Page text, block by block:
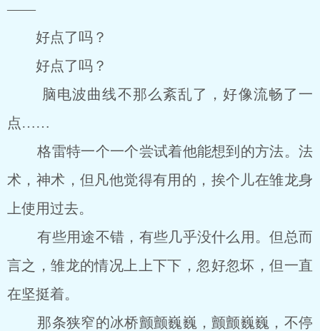
――
好点了吗？
好点了吗？
脑电波曲线不那么紊乱了，好像流畅了一
点……
格雷特一个一个尝试着他能想到的方法。法
术，神术，但凡他觉得有用的，挨个儿在雏龙身
上使用过去。
有些用途不错，有些几乎没什么用。但总而
言之，雏龙的情况上上下下，忽好忽坏，但一直
在坚挺着。
那条狭窄的冰桥颤颤巍巍，颤颤巍巍，不停